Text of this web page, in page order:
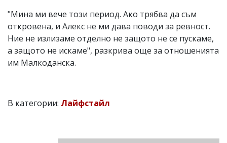
"Мина ми вече този период. Ако трябва да съм
откровена, и Алекс не ми дава поводи за ревност.
Ние не излизаме отделно не защото не се пускаме,
а защото не искаме", разкрива още за отношенията
им Малкоданска.
В категории: Лайфстайл